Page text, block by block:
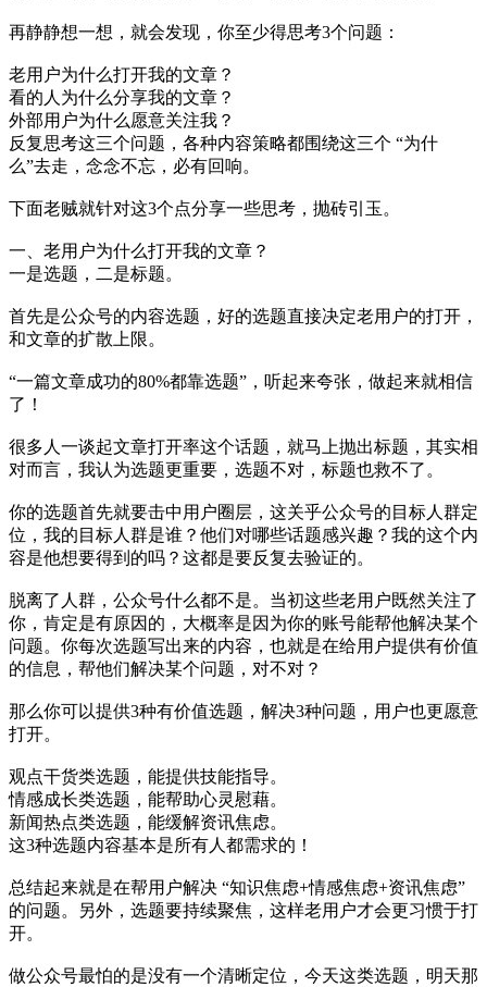
再静静想一想，就会发现，你至少得思考3个问题：
老用户为什么打开我的文章？
看的人为什么分享我的文章？
外部用户为什么愿意关注我？
反复思考这三个问题，各种内容策略都围绕这三个 “为什
么”去走，念念不忘，必有回响。
下面老贼就针对这3个点分享一些思考，抛砖引玉。
一、老用户为什么打开我的文章？
一是选题，二是标题。
首先是公众号的内容选题，好的选题直接决定老用户的打开，
和文章的扩散上限。
“一篇文章成功的80%都靠选题”，听起来夸张，做起来就相信
了！
很多人一谈起文章打开率这个话题，就马上抛出标题，其实相
对而言，我认为选题更重要，选题不对，标题也救不了。
你的选题首先就要击中用户圈层，这关乎公众号的目标人群定
位，我的目标人群是谁？他们对哪些话题感兴趣？我的这个内
容是他想要得到的吗？这都是要反复去验证的。
脱离了人群，公众号什么都不是。当初这些老用户既然关注了
你，肯定是有原因的，大概率是因为你的账号能帮他解决某个
问题。你每次选题写出来的内容，也就是在给用户提供有价值
的信息，帮他们解决某个问题，对不对？
那么你可以提供3种有价值选题，解决3种问题，用户也更愿意
打开。
观点干货类选题，能提供技能指导。
情感成长类选题，能帮助心灵慰藉。
新闻热点类选题，能缓解资讯焦虑。
这3种选题内容基本是所有人都需求的！
总结起来就是在帮用户解决 “知识焦虑+情感焦虑+资讯焦虑”
的问题。另外，选题要持续聚焦，这样老用户才会更习惯于打
开。
做公众号最怕的是没有一个清晰定位，今天这类选题，明天那